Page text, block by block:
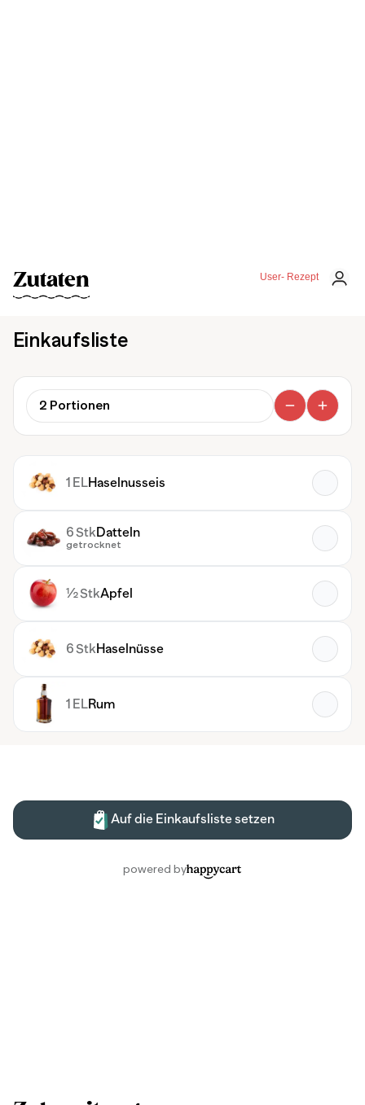
User- Rezept
Zutaten